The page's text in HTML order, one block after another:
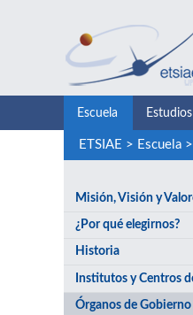
Escuela Estudios
ETSIAE > Escuela>
Misión, Visión y
¿Por qué elegirnos?
Historia
Institutos y Centros
Órganos de Gobierno